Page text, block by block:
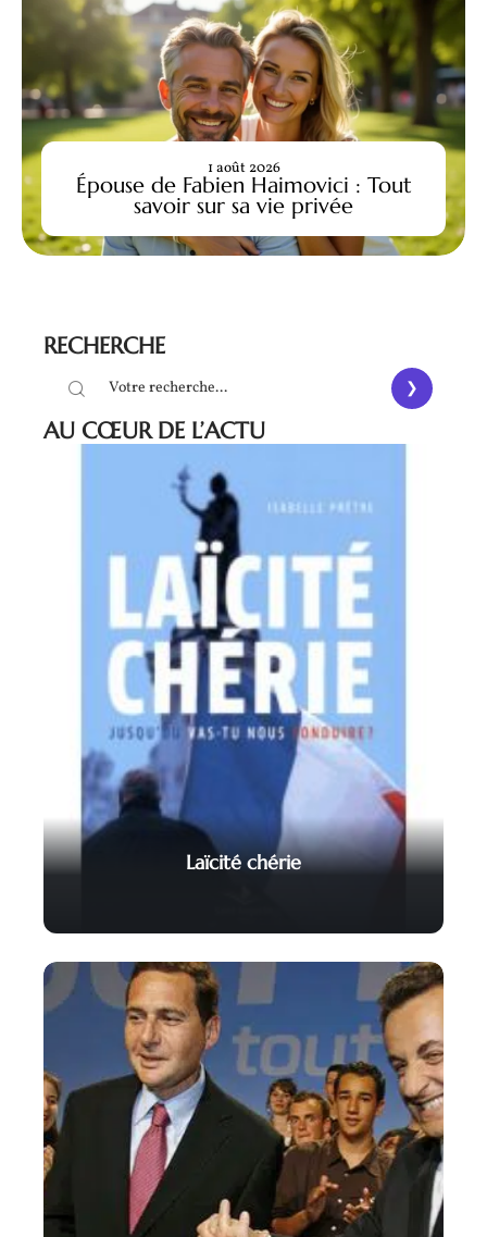
Épouse de Fabien Haimovici : Tout
savoir sur sa vie privée
1 août 2026
RECHERCHE
AU CŒUR DE L’ACTU
Laïcité chérie